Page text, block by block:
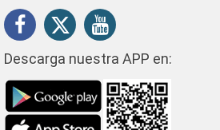
Descarga nuestra APP en: